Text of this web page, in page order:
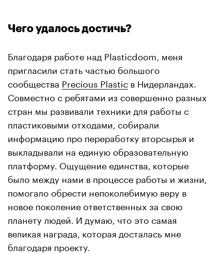
Чего удалось достичь?
Благодаря работе над Plasticdoom, меня
пригласили стать частью большого
сообщества Precious Plastic в Нидерландах.
Совместно с ребятами из совершенно разных
стран мы развивали техники для работы с
пластиковыми отходами, собирали
информацию про переработку вторсырья и
выкладывали на единую образовательную
платформу. Ощущение единства, которые
было между нами в процессе работы и жизни,
помогало обрести непоколебимую веру в
новое поколение ответственных за свою
планету людей. И думаю, что это самая
великая награда, которая досталась мне
благодаря проекту.